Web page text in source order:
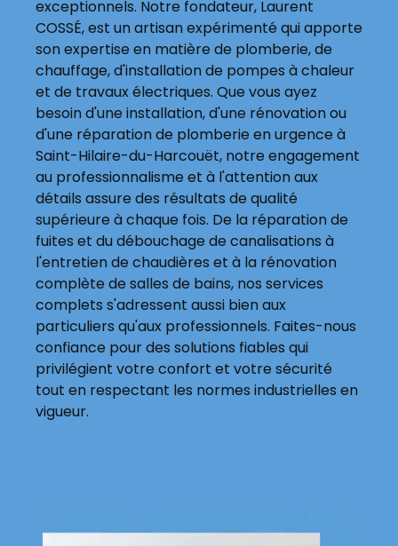
exceptionnels. Notre fondateur, Laurent
COSSÉ, est un artisan expérimenté qui apporte
son expertise en matière de plomberie, de
chauffage, d'installation de pompes à chaleur
et de travaux électriques. Que vous ayez
besoin d'une installation, d'une rénovation ou
d'une réparation de plomberie en urgence à
Saint-Hilaire-du-Harcouët, notre engagement
au professionnalisme et à l'attention aux
détails assure des résultats de qualité
supérieure à chaque fois. De la réparation de
fuites et du débouchage de canalisations à
l'entretien de chaudières et à la rénovation
complète de salles de bains, nos services
complets s'adressent aussi bien aux
particuliers qu'aux professionnels. Faites-nous
confiance pour des solutions fiables qui
privilégient votre confort et votre sécurité
tout en respectant les normes industrielles en
vigueur.